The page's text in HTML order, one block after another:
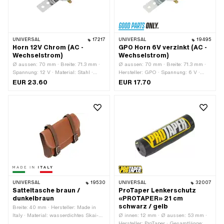
UNIVERSAL 17217
Horn 12V Chrom (AC -
Wechselstrom)
Ø aussen: 70 mm · Breite: 71.3 mm ·
Spannung: 12 V · Material: Stahl ·
Oberfläche: verchromt · Farbe: Chrom ·
Schraubenaufnahme: 6.3 mm · Höhe:
36 mm · Anzahl Befestigungspunkte:
EUR 23.60
UNIVERSAL 19495
GPO Horn 6V verzinkt (AC -
Wechselstrom)
Ø aussen: 70 mm · Breite: 71.3 mm ·
Hersteller: GPO · Spannung: 6 V ·
Material: Stahl · Oberfläche: verzinkt
105 mm · Befestigungsart: Schrauben
Höhe: 36 mm · Anzahl
Befestigungspunkte: 2 Stk.
EUR 17.70
UNIVERSAL 19530
Satteltasche braun /
dunkelbraun
Breite: 40 mm · Hersteller: Made in
Italy · Material: wasserdichtes Skai-
UNIVERSAL 32007
ProTaper Lenkerschutz
«PROTAPER» 21 cm
schwarz / gelb
Ø innen: 12 mm · Ø aussen: 53 mm ·